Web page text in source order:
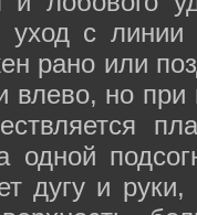
уход с
рано или
влево, но
одной
дугу и